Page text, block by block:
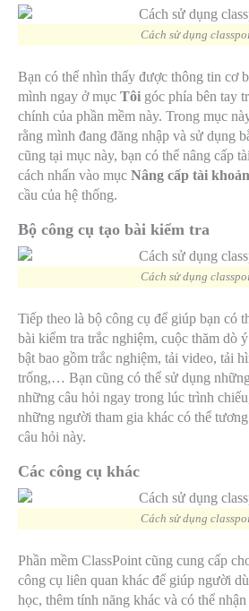
Cách sử dụng
Bạn có thể nhìn thấy được thông tin cơ
mình ngay ở mục Tôi góc phía bên tay
chính của phần mềm này. Trong mục
rằng mình đang đăng nhập và sử dụng
cũng tại mục này, bạn có thể nâng cấp
cách nhấn vào mục Nâng cấp tài khoản
cầu của hệ thống.
Bộ công cụ tạo bài kiểm tra
Cách sử dụng
Tiếp theo là bộ công cụ để giúp bạn có
bài kiểm tra trắc nghiệm, cuộc thăm dò
bật bao gồm trắc nghiệm, tải video, tải
trống,… Bạn cũng có thể sử dụng
những câu hỏi ngay trong lúc trình
những người tham gia khác có thể
câu hỏi này.
Các công cụ khác
Cách sử dụng
Phần mềm ClassPoint cũng cung cấp
công cụ liên quan khác để giúp người
học, thêm tính năng khác và có thể